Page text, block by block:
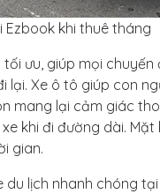
khi thuê tháng
ưu, giúp mọi
lại. Xe ô tô giúp con
mang lại cảm giác
khi đi đường dài.
gian.
lịch nhanh chóng